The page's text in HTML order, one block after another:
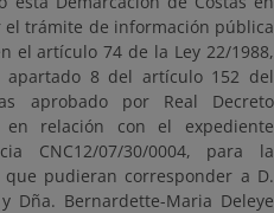
trámite de información pública
el artículo 74 de la Ley 22/1988,
8 del artículo 152 del
aprobado por Real Decreto
relación con el expediente
CNC12/07/30/0004, para la
pudieran corresponder a D.
Dña. Bernardette-Maria Deleye